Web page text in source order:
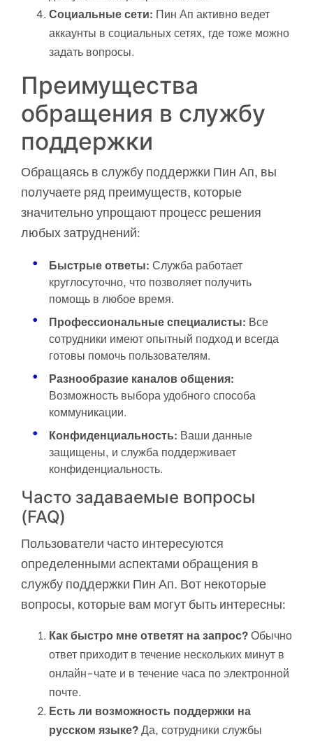
Социальные сети: Пин Ап активно ведет
аккаунты в социальных сетях, где тоже можно
задать вопросы.
Преимущества
обращения в службу
поддержки
Обращаясь в службу поддержки Пин Ап, вы
получаете ряд преимуществ, которые
значительно упрощают процесс решения
любых затруднений:
Быстрые ответы: Служба работает
круглосуточно, что позволяет получить
помощь в любое время.
Профессиональные специалисты: Все
сотрудники имеют опытный подход и всегда
готовы помочь пользователям.
Разнообразие каналов общения:
Возможность выбора удобного способа
коммуникации.
Конфиденциальность: Ваши данные
защищены, и служба поддерживает
конфиденциальность.
Часто задаваемые вопросы
(FAQ)
Пользователи часто интересуются
определенными аспектами обращения в
службу поддержки Пин Ап. Вот некоторые
вопросы, которые вам могут быть интересны:
Как быстро мне ответят на запрос?Обычно
ответ приходит в течение нескольких минут в
онлайн-чате и в течение часа по электронной
почте.
Есть ли возможность поддержки на
русском языке?Да, сотрудники службы